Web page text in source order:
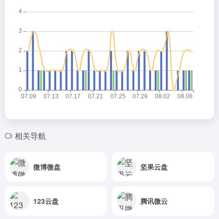
相关导航
微博微盘 坚果云盘
123云盘 腾讯微云